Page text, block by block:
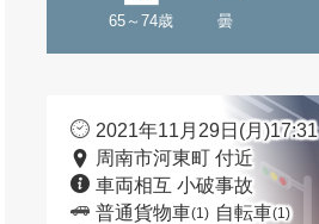
65～74歳 曇
2021年11月29日(月)17:31
周南市河東町 付近
車両相互 小破事故
普通貨物車(1) 自転車(1)